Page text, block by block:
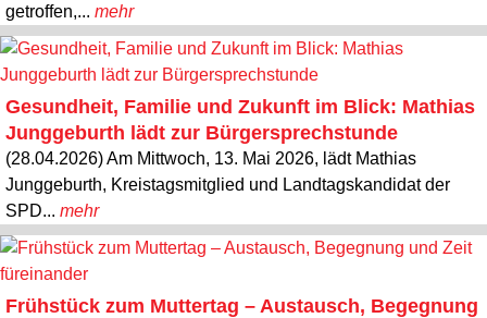
getroffen,... mehr
Gesundheit, Familie und Zukunft im Blick: Mathias
Junggeburth lädt zur Bürgersprechstunde
(28.04.2026) Am Mittwoch, 13. Mai 2026, lädt Mathias
Junggeburth, Kreistagsmitglied und Landtagskandidat der
SPD... mehr
Frühstück zum Muttertag – Austausch, Begegnung